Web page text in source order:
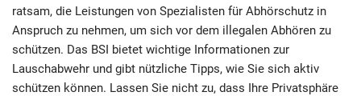
ratsam, die Leistungen von Spezialisten für Abhörschutz in
Anspruch zu nehmen, um sich vor dem illegalen Abhören zu
schützen. Das BSI bietet wichtige Informationen zur
Lauschabwehr und gibt nützliche Tipps, wie Sie sich aktiv
schützen können. Lassen Sie nicht zu, dass Ihre Privatsphäre